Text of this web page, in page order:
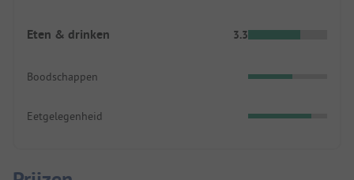
Eten & drinken 3.3
Boodschappen
Eetgelegenheid